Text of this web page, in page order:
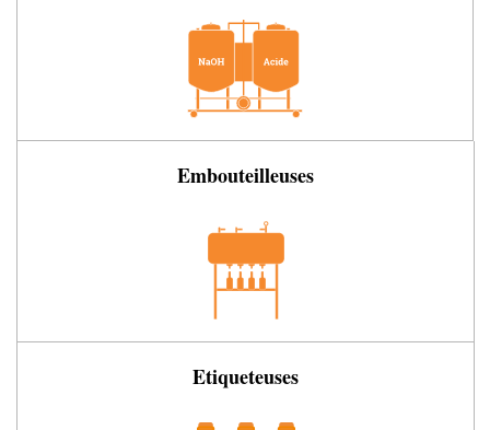
Embouteilleuses
Etiqueteuses